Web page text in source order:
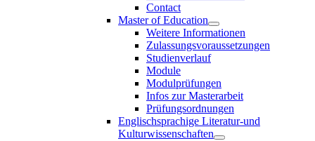
Contact
Master of Education
Weitere Informationen
Zulassungsvoraussetzungen
Studienverlauf
Module
Modulprüfungen
Infos zur Masterarbeit
Prüfungsordnungen
Englischsprachige Literatur-und
Kulturwissenschaften